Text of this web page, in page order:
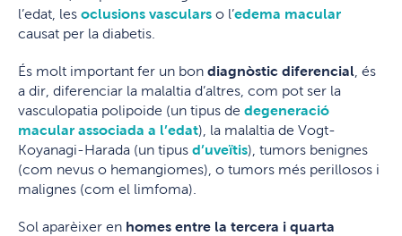
l’edat, les oclusions vasculars o l’edema macular
causat per la diabetis.
És molt important fer un bon diagnòstic diferencial , és
a dir, diferenciar la malaltia d’altres, com pot ser la
vasculopatia polipoide (un tipus de degeneració
macular associada a l’edat), la malaltia de Vogt-
Koyanagi-Harada (un tipus d’uveïtis), tumors benignes
(com nevus o hemangiomes), o tumors més perillosos i
malignes (com el limfoma).
Sol aparèixer en homes entre la tercera i quarta